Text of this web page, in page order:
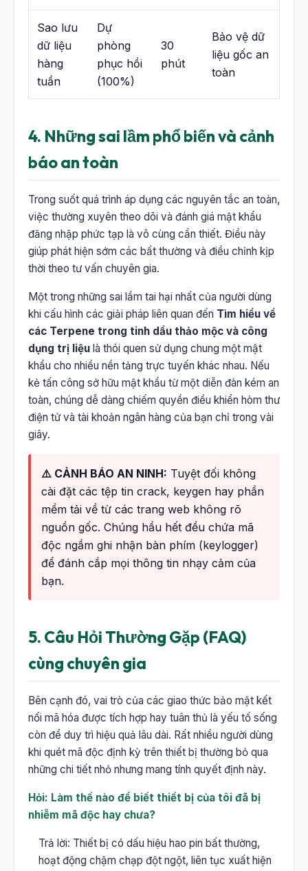
Sao lưu
dữ liệu
hàng
tuần
Dự
phòng
phục hồi
(100%)
30
phút
Bảo vệ dữ
liệu gốc an
toàn
4. Những sai lầm phổ biến và cảnh
báo an toàn
Trong suốt quá trình áp dụng các nguyên tắc an toàn,
việc thường xuyên theo dõi và đánh giá mật khẩu
đăng nhập phức tạp là vô cùng cần thiết. Điều này
giúp phát hiện sớm các bất thường và điều chỉnh kịp
thời theo tư vấn chuyên gia.
Một trong những sai lầm tai hại nhất của người dùng
khi cấu hình các giải pháp liên quan đến Tìm hiểu về
các Terpene trong tinh dầu thảo mộc và công
dụng trị liệu là thói quen sử dụng chung một mật
khẩu cho nhiều nền tảng trực tuyến khác nhau. Nếu
kẻ tấn công sở hữu mật khẩu từ một diễn đàn kém an
toàn, chúng dễ dàng chiếm quyền điều khiển hòm thư
điện tử và tài khoản ngân hàng của bạn chỉ trong vài
giây.
⚠️ CẢNH BÁO AN NINH: Tuyệt đối không
cài đặt các tệp tin crack, keygen hay phần
mềm tải về từ các trang web không rõ
nguồn gốc. Chúng hầu hết đều chứa mã
độc ngầm ghi nhận bàn phím (keylogger)
để đánh cắp mọi thông tin nhạy cảm của
bạn.
5. Câu Hỏi Thường Gặp (FAQ)
cùng chuyên gia
Bên cạnh đó, vai trò của các giao thức bảo mật kết
nối mã hóa được tích hợp hay tuân thủ là yếu tố sống
còn để duy trì hiệu quả lâu dài. Rất nhiều người dùng
khi quét mã độc định kỳ trên thiết bị thường bỏ qua
những chi tiết nhỏ nhưng mang tính quyết định này.
Hỏi: Làm thế nào để biết thiết bị của tôi đã bị
nhiễm mã độc hay chưa?
Trả lời: Thiết bị có dấu hiệu hao pin bất thường,
hoạt động chậm chạp đột ngột, liên tục xuất hiện